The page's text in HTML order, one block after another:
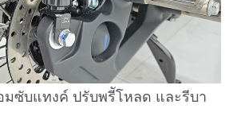
ซับแทงค์ ปรับพรีัโหลด และรีบา